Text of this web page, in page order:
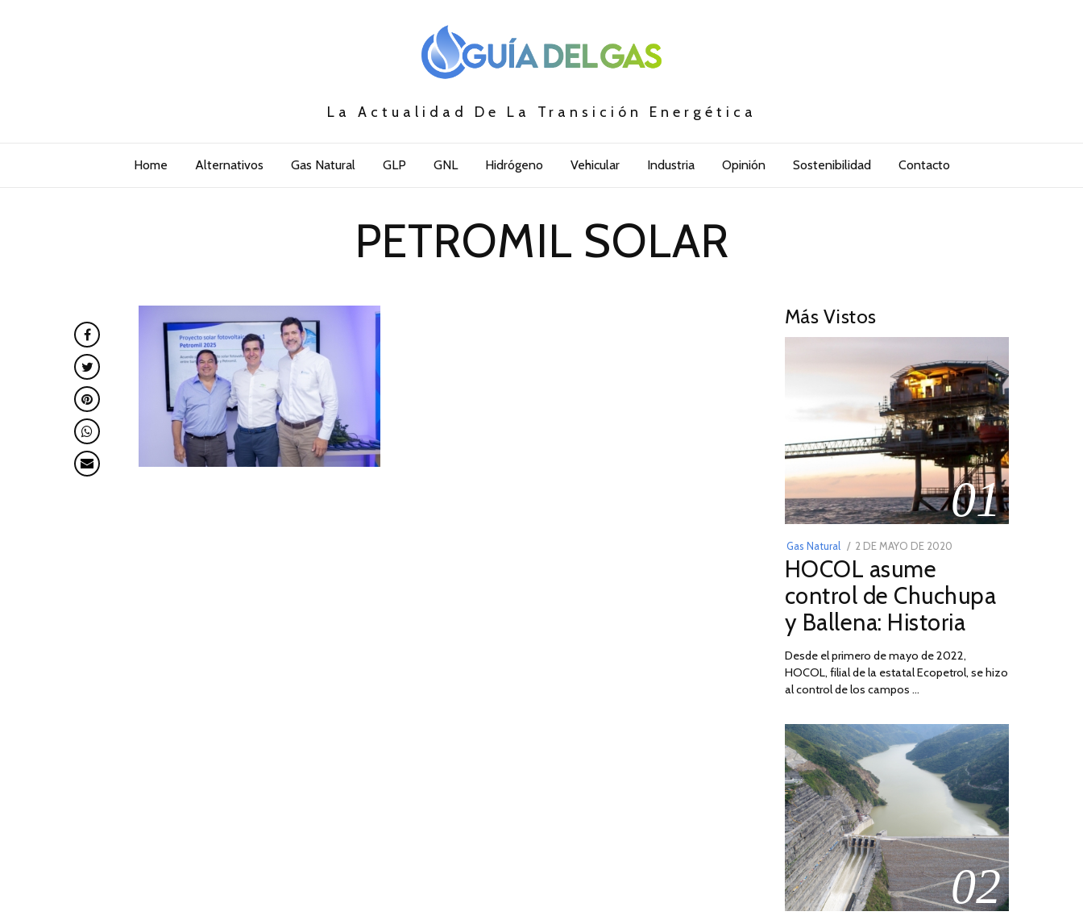
La Actualidad De La Transición Energética
Home Alternativos Gas Natural GLP GNL Hidrógeno Vehicular Industria Opinión Sostenibilidad Contacto
PETROMIL SOLAR
Más Vistos
01
Gas Natural
POSTED
ON
2 DE MAYO DE 2020
DE
2026
HOCOL asume
control de Chuchupa
y Ballena: Historia
Desde el primero de mayo de 2022,
HOCOL, filial de la estatal Ecopetrol, se hizo
al control de los campos …
02